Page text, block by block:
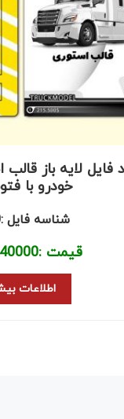
فایل لایه باز
خودرو با
شناسه فایل :6920
قیمت :40000
اطلاعات